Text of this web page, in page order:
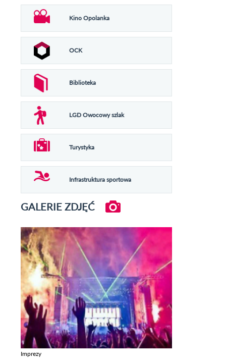
Kino Opolanka
OCK
Biblioteka
LGD Owocowy szlak
Turystyka
Infrastruktura sportowa
GALERIE ZDJĘĆ
Imprezy